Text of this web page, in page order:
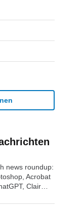
news roundup:
Acrobat
Clair
launched